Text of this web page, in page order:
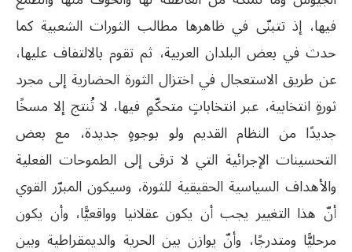
فيها، إذ تتبنّى في ظاهرها مطالب الثورات الشعبية كما
حدث في بعض البلدان العربية، ثم تقوم بالالتفاف عليها،
عن طريق الاستعجال في اختزال الثورة الحضارية إلى مجرد
ثورةٍ انتخابية، عبر انتخاباتٍ متحكّمٍ فيها، لا تُنتج إلا مسخًا
جديدًا من النظام القديم ولو بوجوهٍ جديدة، مع بعض
التحسينات الإجرائية التي لا ترقى إلى الطموحات الفعلية
والأهداف السياسية الحقيقية للثورة، وسيكون المبرّر القوي
أنّ هذا التغيير يجب أن يكون عقلانيا وواقعيًّا، وأن يكون
مرحليًّا ومتدرجًا، وأنّ يوازن بين الحرية والديمقراطية وبين